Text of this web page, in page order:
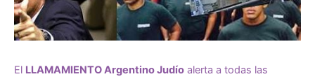
El LLAMAMIENTO Argentino Judío alerta a todas las